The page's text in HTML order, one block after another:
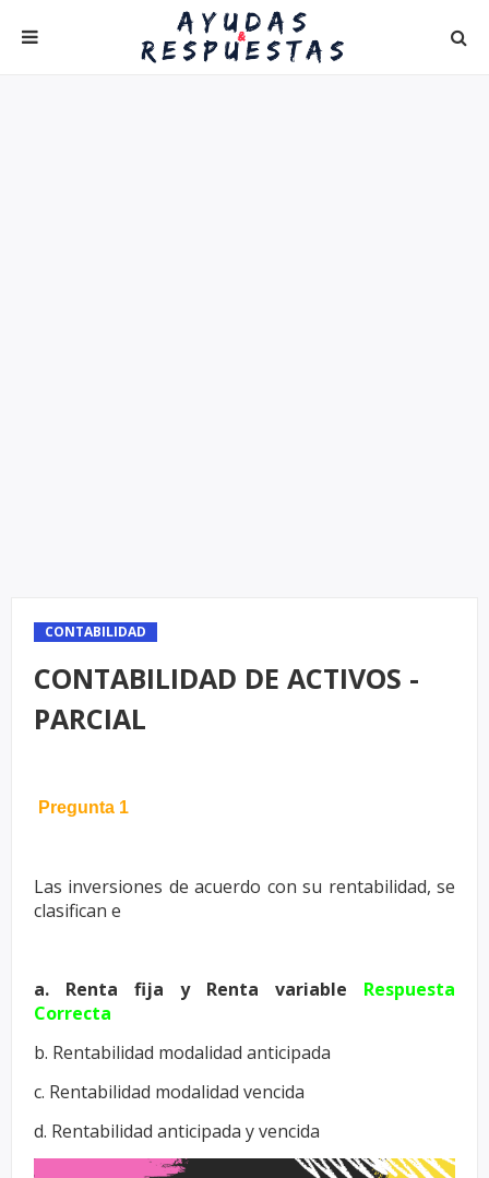
CONTABILIDAD
CONTABILIDAD DE ACTIVOS -
PARCIAL
Pregunta 1
Las inversiones de acuerdo con su rentabilidad, se
clasifican e
a. Renta fija y Renta variable Respuesta
Correcta
b. Rentabilidad modalidad anticipada
c. Rentabilidad modalidad vencida
d. Rentabilidad anticipada y vencida